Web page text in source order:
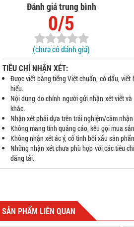
Đánh giá trung bình
0/5
(chưa có đánh giá)
TIÊU CHÍ NHẬN XÉT:
Được viết bằng tiếng Việt chuẩn, có dấu,
hiểu.
Nội dung do chính người gửi nhận xét viết
khác.
Nhận xét phải dựa trên trải nghiệm/cảm
Không mang tính quảng cáo, kêu gọi mua
Không nhận xét ác ý, cố tình bôi xấu sản
Những nhận xét chưa phù hợp với các tiêu
đăng tải.
SẢN PHẨM LIÊN QUAN